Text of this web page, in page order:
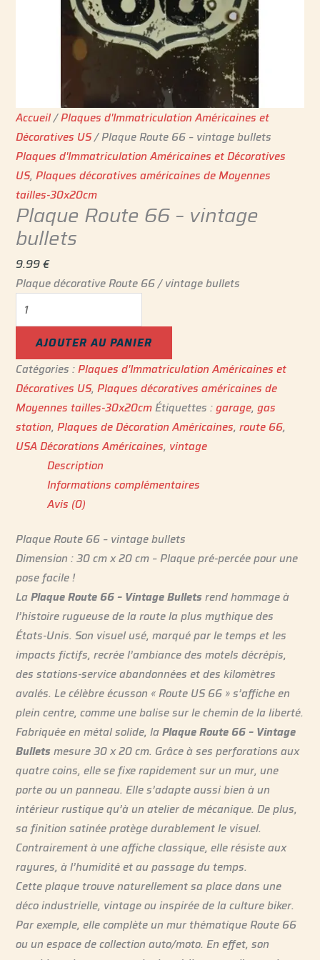
Accueil/Plaques d'Immatriculation Américaines et
Décoratives US/ Plaque Route 66 – vintage bullets
Plaques d'Immatriculation Américaines et Décoratives
US,Plaques décoratives américaines de Moyennes
tailles-30x20cm
Plaque Route 66 – vintage
bullets
9.99€
Plaque décorative Route 66 / vintage bullets
AJOUTER AU PANIER
Catégories :Plaques d'Immatriculation Américaines et
Décoratives US,Plaques décoratives américaines de
Moyennes tailles-30x20cmÉtiquettes :garage,gas
station,Plaques de Décoration Américaines,route 66,
USA Décorations Américaines, vintage
Description
Informations complémentaires
Avis (0)
Plaque Route 66 – vintage bullets
Dimension : 30 cm x 20 cm – Plaque pré-percée pour une
pose facile !
LaPlaque Route 66 – Vintage Bulletsrend hommage à
l’histoire rugueuse de la route la plus mythique des
États-Unis. Son visuel usé, marqué par le temps et les
impacts fictifs, recrée l’ambiance des motels décrépis,
des stations-service abandonnées et des kilomètres
avalés. Le célèbre écusson « Route US 66 » s’affiche en
plein centre, comme une balise sur le chemin de la liberté.
Fabriquée en métal solide, laPlaque Route 66 – Vintage
Bulletsmesure 30 x 20 cm. Grâce à ses perforations aux
quatre coins, elle se fixe rapidement sur un mur, une
porte ou un panneau. Elle s’adapte aussi bien à un
intérieur rustique qu’à un atelier de mécanique. De plus,
sa finition satinée protège durablement le visuel.
Contrairement à une affiche classique, elle résiste aux
rayures, à l’humidité et au passage du temps.
Cette plaque trouve naturellement sa place dans une
déco industrielle, vintage ou inspirée de la culture biker.
Par exemple, elle complète un mur thématique Route 66
ou un espace de collection auto/moto. En effet, son